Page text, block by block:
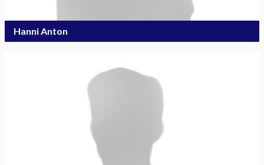
Hanni Anton